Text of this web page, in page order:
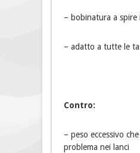
– bobinatura a spire
– adatto a tutte le
Contro:
– peso eccessivo
problema nei lanci